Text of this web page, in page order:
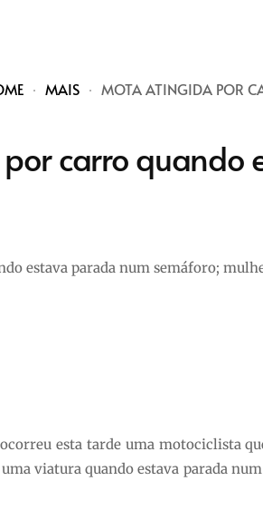
MAIS MOTA ATINGIDA POR
carro quando
esta tarde uma motociclista
viatura quando estava parada